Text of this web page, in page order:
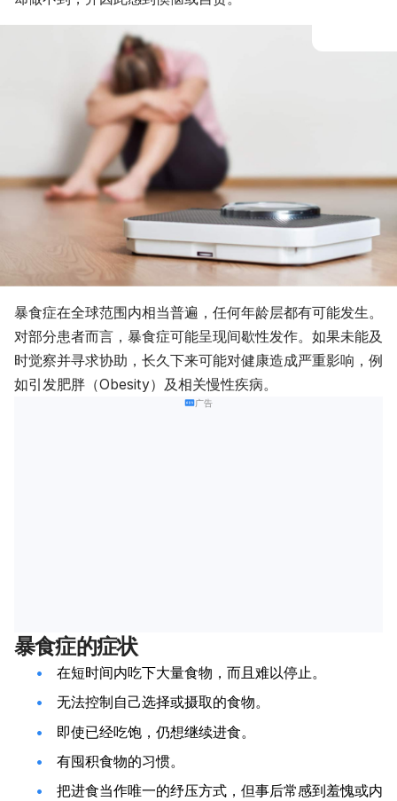
暴食症在全球范围内相当普遍，任何年龄层都有可能发生。
对部分患者而言，暴食症可能呈现间歇性发作。如果未能及
时觉察并寻求协助，长久下来可能对健康造成严重影响，例
如引发肥胖（Obesity）及相关慢性疾病。
广告
暴食症的症状
在短时间内吃下大量食物，而且难以停止。
无法控制自己选择或摄取的食物。
即使已经吃饱，仍想继续进食。
有囤积食物的习惯。
把进食当作唯一的纾压方式，但事后常感到羞愧或内